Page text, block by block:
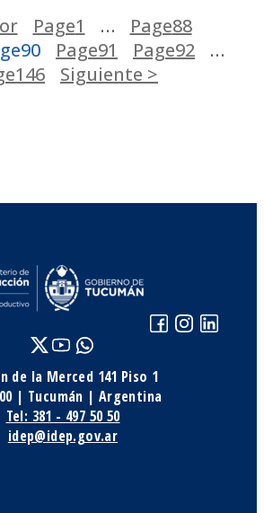
Page1 … Page88
90 Page91 Page92
…
146 Siguiente >
de la Merced 141 Piso 1
| Tucumán | Argentina
Tel: 381 - 497 50 50
idep@idep.gov.ar